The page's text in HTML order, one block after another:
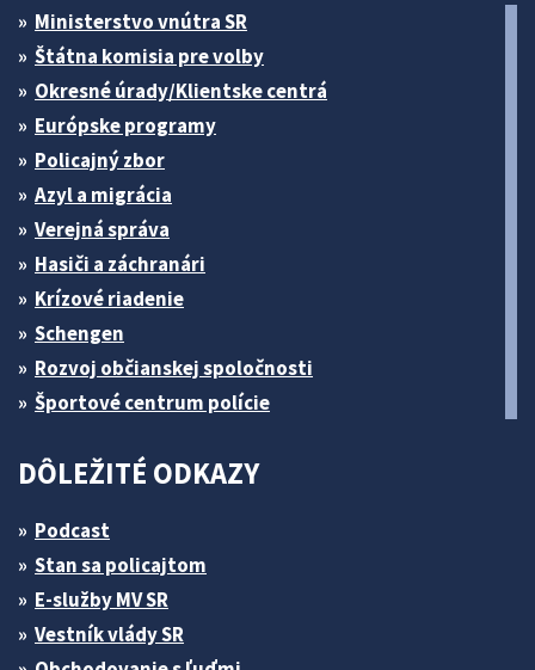
Ministerstvo vnútra SR
Štátna komisia pre volby
Okresné úrady/Klientske centrá
Európske programy
Policajný zbor
Azyl a migrácia
Verejná správa
Hasiči a záchranári
Krízové riadenie
Schengen
Rozvoj občianskej spoločnosti
Športové centrum polície
DÔLEŽITÉ ODKAZY
Podcast
Stan sa policajtom
E-služby MV SR
Vestník vlády SR